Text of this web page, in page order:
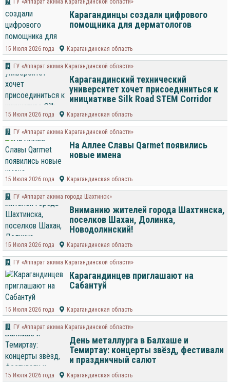
ГУ «Аппарат акима Карагандинской области»
Карагандинцы создали цифрового
помощника для дерматологов
15 Июля 2026 года Карагандинская область
ГУ «Аппарат акима Карагандинской области»
Карагандинский технический
университет хочет присоединиться к
инициативе Silk Road STEM Corridor
15 Июля 2026 года Карагандинская область
ГУ «Аппарат акима Карагандинской области»
На Аллее Славы Qarmet появились
новые имена
15 Июля 2026 года Карагандинская область
ГУ «Аппарат акима города Шахтинск»
Вниманию жителей города Шахтинска,
поселков Шахан, Долинка,
Новодолинский!
15 Июля 2026 года Карагандинская область
ГУ «Аппарат акима Карагандинской области»
Карагандинцев приглашают на
Сабантуй
15 Июля 2026 года Карагандинская область
ГУ «Аппарат акима Карагандинской области»
День металлурга в Балхаше и
Темиртау: концерты звёзд, фестивали
и праздничный салют
15 Июля 2026 года Карагандинская область